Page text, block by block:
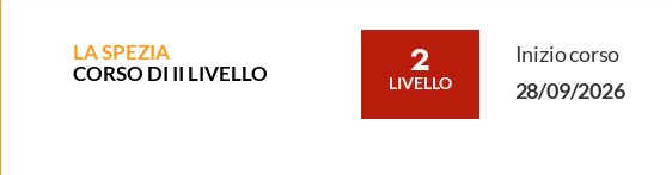
LA SPEZIA
CORSO DI II LIVELLO
2
LIVELLO
Inizio corso
28/09/2026